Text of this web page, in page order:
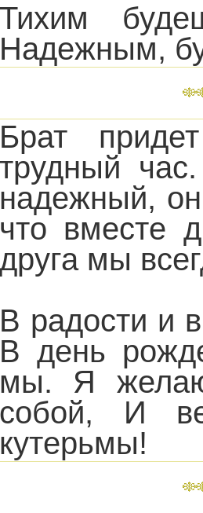
Тихим
Надежным,
Брат
трудный
надежный,
что вместе
друга мы
В радости и
В день
мы. Я
собой, И
кутерьмы!